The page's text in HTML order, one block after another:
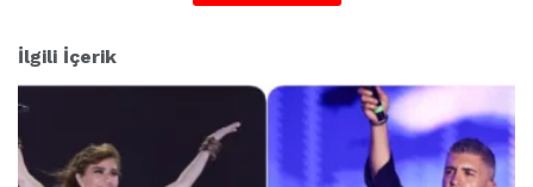
İlgili İçerik